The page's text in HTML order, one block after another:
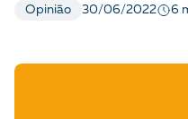
Opinião 30/06/2022 6